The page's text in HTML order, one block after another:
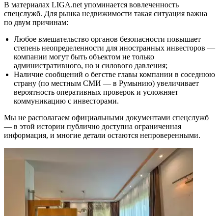
В материалах LIGA.net упоминается вовлеченность
спецслужб. Для рынка недвижимости такая ситуация важна
по двум причинам:
Любое вмешательство органов безопасности повышает
степень неопределенности для иностранных инвесторов —
компании могут быть объектом не только
административного, но и силового давления;
Наличие сообщений о бегстве главы компании в соседнюю
страну (по местным СМИ — в Румынию) увеличивает
вероятность оперативных проверок и усложняет
коммуникацию с инвесторами.
Мы не располагаем официальными документами спецслужб
— в этой истории публично доступна ограниченная
информация, и многие детали остаются непроверенными.